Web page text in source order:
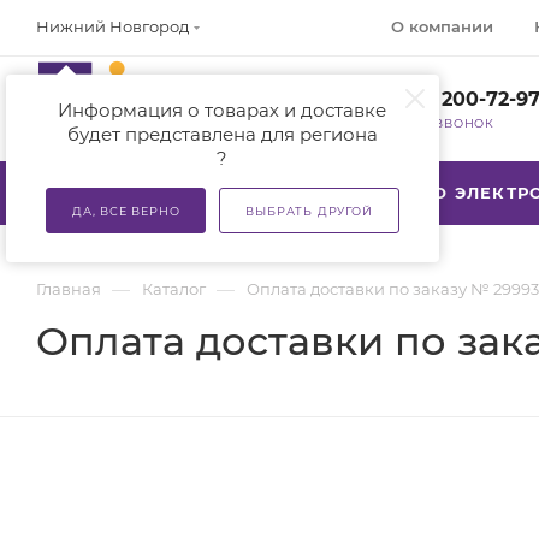
Нижний Новгород
Информация о товарах и доставке
будет представлена для региона
?
ДА, ВСЕ ВЕРНО ВЫБРАТЬ ДРУГОЙ
О компании
+7 (800) 200-72-97
ЗАКАЗАТЬ ЗВОНОК
КАТАЛОГ АКЦИИ ТСР ПО
Главная — Каталог — Оплата доставки по заказу № 29993
Оплата доставки по